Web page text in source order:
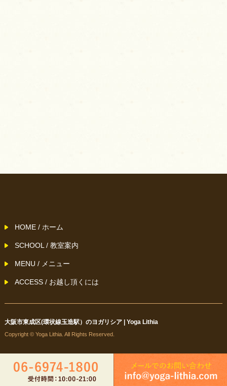
HOME / ホーム
SCHOOL / 教室案内
MENU / メニュー
ACCESS / お越し頂くには
大阪市東成区(環状線玉造駅）のヨガリシア | Yoga Lithia
Copyright © Yoga Lithia. All Rights Reserved.